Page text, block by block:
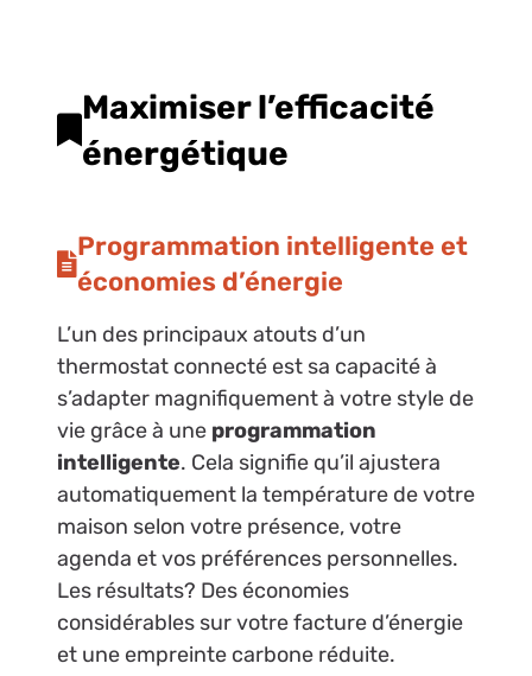
Maximiser l’efficacité
énergétique
Programmation intelligente et
économies d’énergie
L’un des principaux atouts d’un
thermostat connecté est sa capacité à
s’adapter magnifiquement à votre style de
vie grâce à une programmation
intelligente. Cela signifie qu’il ajustera
automatiquement la température de votre
maison selon votre présence, votre
agenda et vos préférences personnelles.
Les résultats? Des économies
considérables sur votre facture d’énergie
et une empreinte carbone réduite.